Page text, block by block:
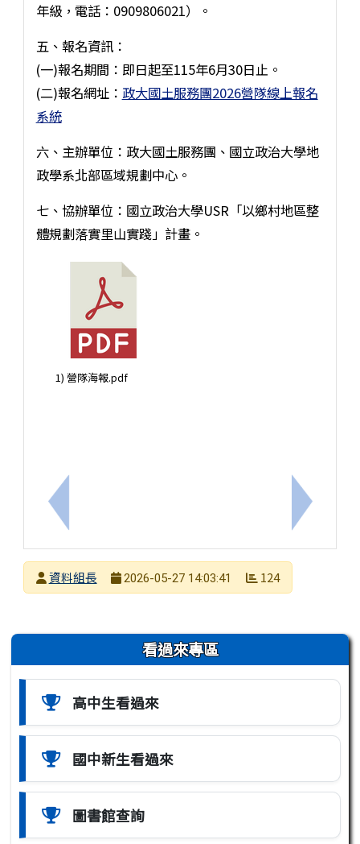
上一筆：『高中營隊』國立臺灣師範大學地球科學
年級，電話：0909806021）。
五、報名資訊：
(一)報名期間：即日起至115年6月30日止。
(二)報名網址： 政大國土服務團2026營隊線上報名
系統
六、主辦單位：政大國土服務團、國立政治大學地
政學系北部區域規劃中心。
七、協辦單位：國立政治大學USR「以鄉村地區整
體規劃落實里山實踐」計畫。
1) 營隊海報.pdf
下一筆：
發布者
資料組長
2026-05-27 14:03:41 124
左邊區域內容 看過來專區
高中生看過來
國中新生看過來
圖書館查詢